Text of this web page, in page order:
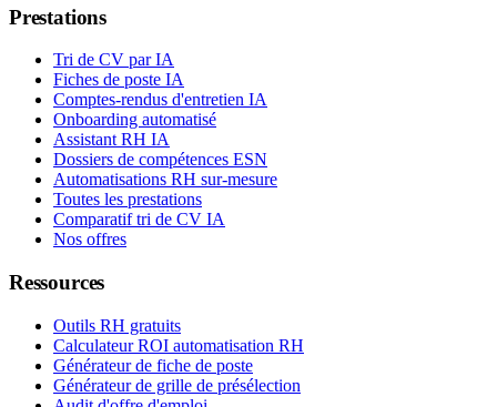
Prestations
Tri de CV par IA
Fiches de poste IA
Comptes-rendus d'entretien IA
Onboarding automatisé
Assistant RH IA
Dossiers de compétences ESN
Automatisations RH sur-mesure
Toutes les prestations
Comparatif tri de CV IA
Nos offres
Ressources
Outils RH gratuits
Calculateur ROI automatisation RH
Générateur de fiche de poste
Générateur de grille de présélection